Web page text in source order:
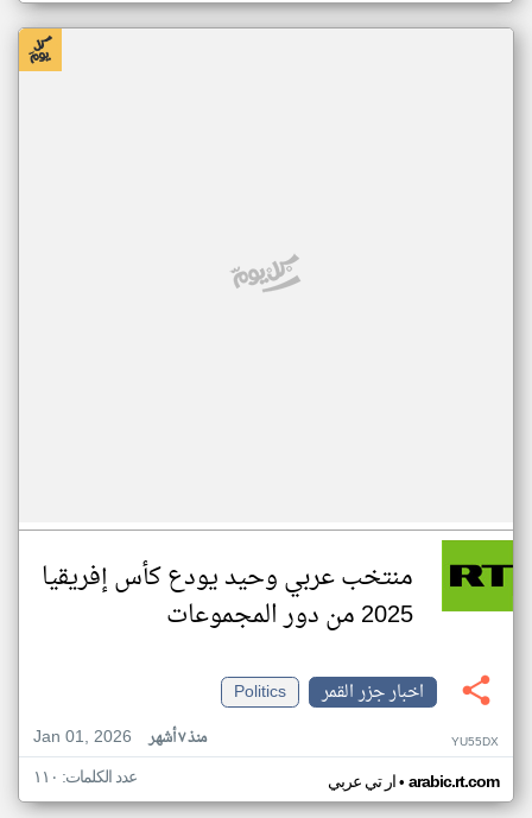
منتخب عربي وحيد يودع كأس إفريقيا
2025 من دور المجموعات
اخبار جزر القمر
Politics
Jan 01, 2026
منذ ٧ أشهر YU55DX
ار تي عربي• arabic.rt.com عدد الكلمات: ١١٠